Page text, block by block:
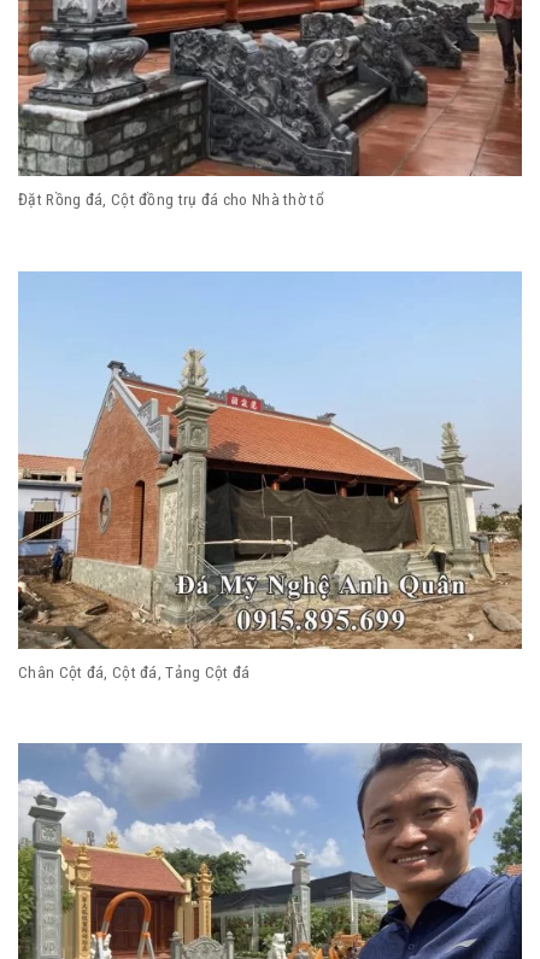
Đặt Rồng đá, Cột đồng trụ đá cho Nhà thờ tổ
Chân Cột đá, Cột đá, Tảng Cột đá